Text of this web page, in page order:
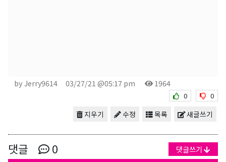
by Jerry9614 03/27/21 @05:17 pm 1964
0 0
새글쓰기
목록
수정
지우기
댓글 0 댓글쓰기